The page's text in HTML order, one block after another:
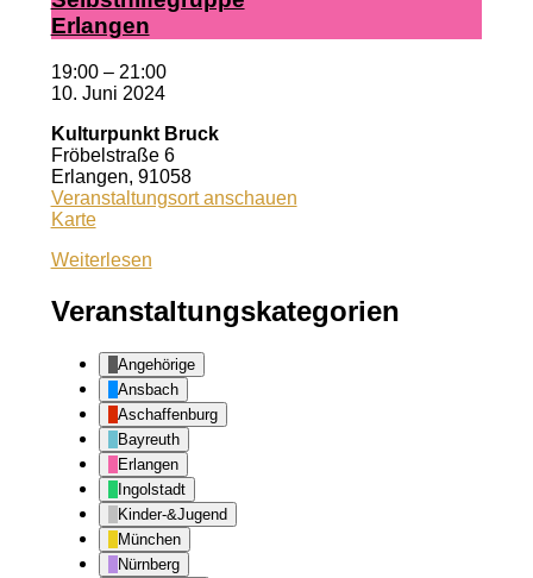
Er­lan­gen
19:00 – 21:00
10. Juni 2024
Kulturpunkt Bruck
Fröbelstraße 6
Erlangen, 91058
Veranstaltungsort anschauen
KarteKulturpunkt
Weiterlesen
Veranstaltungskategorien
Angehörige
Ansbach
Aschaffenburg
Bayreuth
Erlangen
Ingolstadt
Kinder-&Jugend
München
Nürnberg